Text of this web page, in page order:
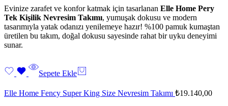
Evinize zarafet ve konfor katmak için tasarlanan Elle Home Pery
Tek Kişilik Nevresim Takımı, yumuşak dokusu ve modern
tasarımıyla yatak odanızı yenilemeye hazır! %100 pamuk kumaştan
üretilen bu takım, doğal dokusu sayesinde rahat bir uyku deneyimi
sunar.
Sepete Ekle
Elle Home Fency Super King Size Nevresim Takımı ₺19.140,00